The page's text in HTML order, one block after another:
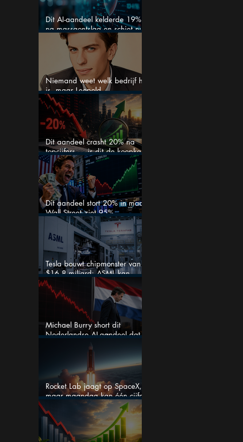
Dit AI-aandeel kelderde 19%
na massaontslag en schiet nu
15% omhoog
Niemand weet welk bedrijf het
is, maar Leopold
Aschenbrenner zet er nu $500
miljoen op
Dit aandeel crasht 20% na
topcijfers — is dit de koopkans
waar beleggers op wachtten?
Dit aandeel stort 20% in maar
Wall Street ziet 95%
koerspotentieel
Tesla bouwt chipmonster van
$16,8 miljard: ASML kan
grote winnaar worden
Michael Burry short dit
Nederlandse AI-aandeel dat
maar liefst 684% groeit
Rocket Lab jaagt op SpaceX,
maar maandag kan één cijfer
de droom doorprikken?